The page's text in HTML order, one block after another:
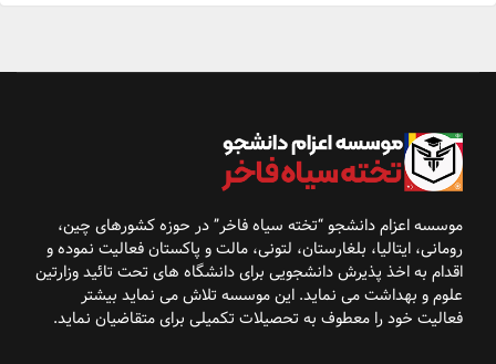
موسسه اعزام دانشجو “تخته سیاه فاخر” در حوزه کشورهای چین،
رومانی، ایتالیا، بلغارستان، لتونی، مالت و پاکستان فعالیت نموده و
اقدام به اخذ پذیرشدانشجویی برای دانشگاه های تحت تائید وزارتین
علوم و بهداشت می نماید. این موسسه تلاش می نماید بیشتر
فعالیت خود را معطوف به تحصیلات تکمیلی برای متقاضیان نماید.